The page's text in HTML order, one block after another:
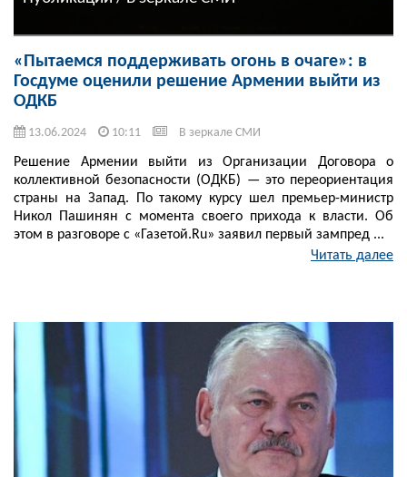
«Пытаемся поддерживать огонь в очаге»: в
Госдуме оценили решение Армении выйти из
ОДКБ
13.06.2024 10:11 В зеркале СМИ
Решение Армении выйти из Организации Договора о
коллективной безопасности (ОДКБ) — это переориентация
страны на Запад. По такому курсу шел премьер-министр
Никол Пашинян с момента своего прихода к власти. Об
этом в разговоре с «Газетой.Ru» заявил первый зампред ...
Читать далее